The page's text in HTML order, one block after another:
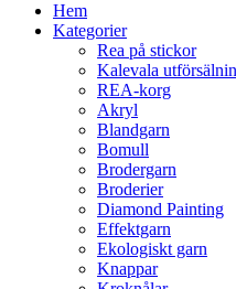
Hem
Kategorier
Rea på stickor
Kalevala
REA-korg
Akryl
Blandgarn
Bomull
Brodergarn
Broderier
Diamond Painting
Effektgarn
Ekologiskt garn
Knappar